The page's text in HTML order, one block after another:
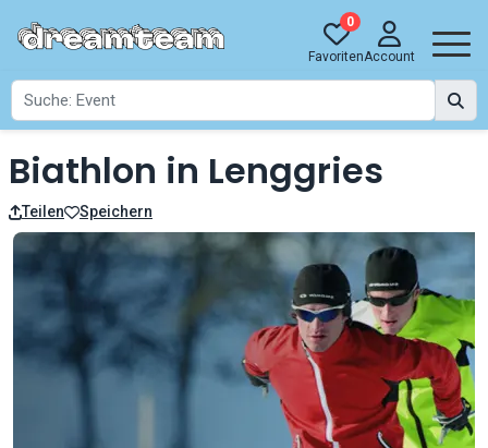
0
FavoritenAccount
Biathlon in Lenggries
Teilen Speichern